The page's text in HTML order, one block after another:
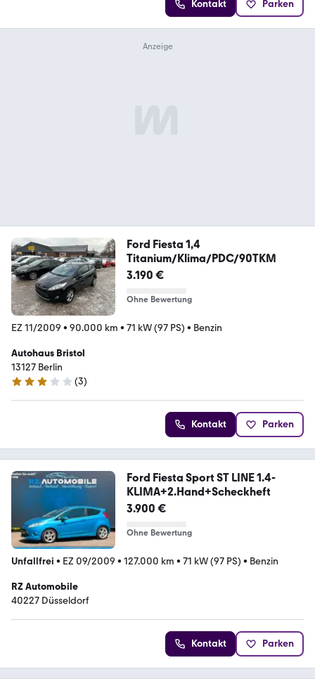
Kontakt Parken
Ford Fiesta 1,4
Titanium/Klima/PDC/90TKM
3.190 €
Ohne Bewertung
EZ 11/2009 • 90.000 km • 71 kW (97 PS) • Benzin
Autohaus Bristol
13127 Berlin
3.2 Sterne
(3)
Kontakt Parken
Ford Fiesta Sport ST LINE 1.4-
KLIMA+2.Hand+Scheckheft
3.900 €
Ohne Bewertung
Unfallfrei • EZ 09/2009 • 127.000 km • 71 kW (97 PS) • Benzin
RZ Automobile
40227 Düsseldorf
Kontakt Parken